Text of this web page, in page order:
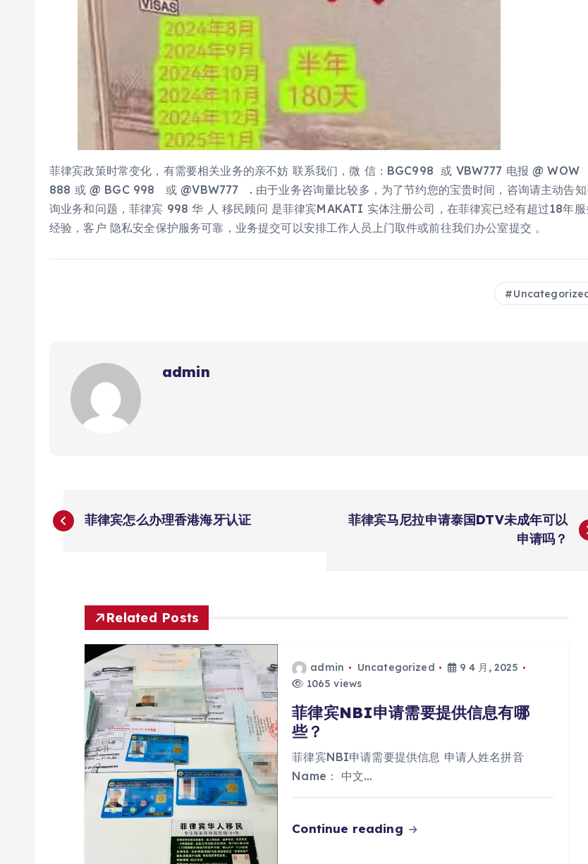
菲律宾政策时常变化，有需要相关业务的亲不妨 联系我们，微 信：BGC998 或 VBW777 电报 @ WOW
888 或 @ BGC 998 或 @VBW777 . 由于业务咨询量比较多，为了节约您的宝贵时间，咨询请主动告知
询业务和问题，菲律宾 998 华 人 移民顾问 是菲律宾MAKATI 实体注册公司，在菲律宾已经有超过18年服
经验，客户 隐私安全保护服务可靠，业务提交可以安排工作人员上门取件或前往我们办公室提交 。
admin
文
菲律宾怎么办理香港海牙认证
菲律宾马尼拉申请泰国DTV未成年可以
申请吗？
Related Posts
admin Uncategorized
9 4 月, 2025
1065 views
菲律宾NBI申请需要提供信息有哪
些？
菲律宾NBI申请需要提供信息 申请人姓名拼音
Name： 中文…
Continue reading